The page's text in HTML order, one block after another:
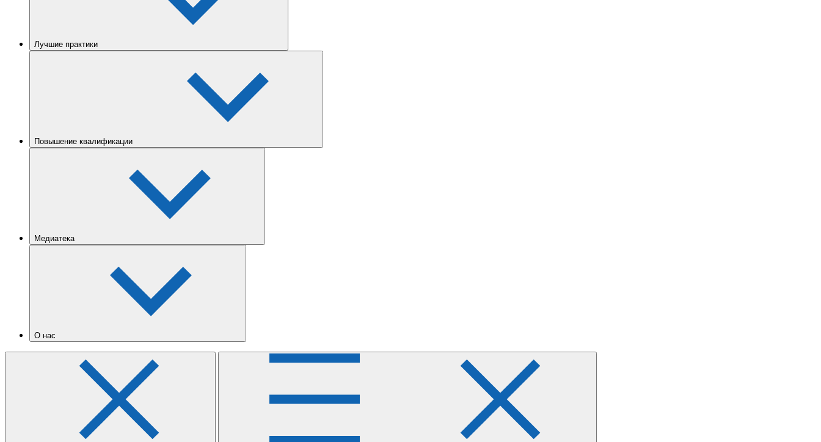
Лучшие практики
Повышение квалификации
Медиатека
О нас